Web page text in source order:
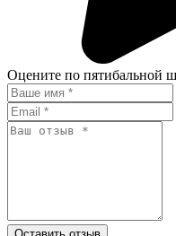
Оцените по пятибальной